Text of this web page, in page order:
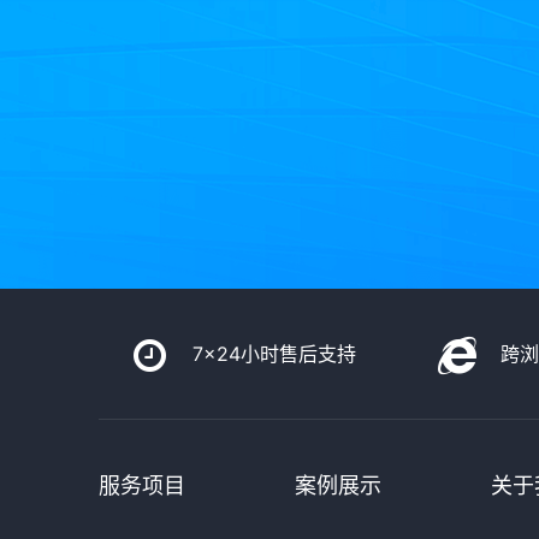
7x24小时售后支持 跨
服务项目 案例展示 关